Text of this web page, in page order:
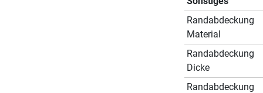
Randabdeckung
Material
Randabdeckung
Dicke
Randabdeckung